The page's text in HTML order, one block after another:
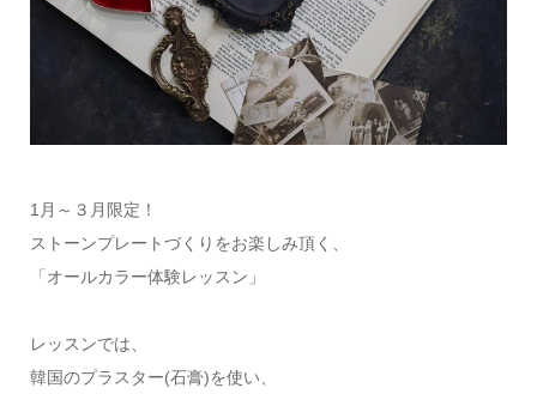
1月～３月限定！
ストーンプレートづくりをお楽しみ頂く、
「オールカラー体験レッスン」
レッスンでは、
韓国のプラスター(石膏)を使い、